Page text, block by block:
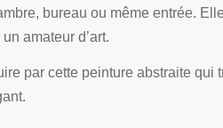
bureau ou même entrée.
amateur d’art.
par cette peinture abstraite qui